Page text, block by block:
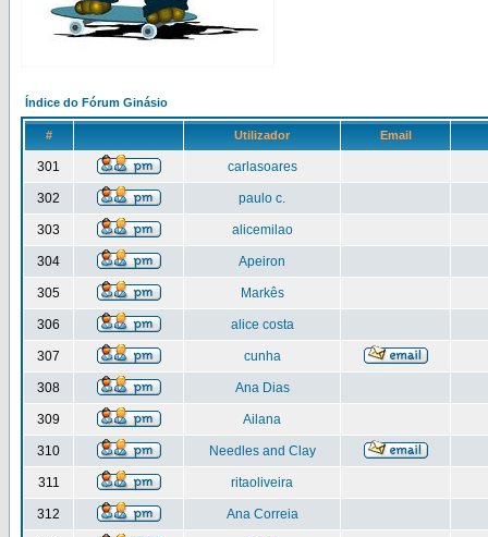
Índice do Fórum Ginásio
# Utilizador Email
301 carlasoares
302 paulo c.
303 alicemilao
304 Apeiron
305 Markês
306 alice costa
307 cunha
308 Ana Dias
309 Ailana
310 Needles and Clay
311 ritaoliveira
312 Ana Correia